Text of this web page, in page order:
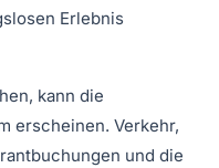
Erlebnis
kann die
erscheinen. Verkehr,
und die